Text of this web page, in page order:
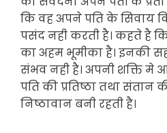
कि वह अपने पति के सिवाय
पसंद नही करती है। कहते है
का अहम भूमीका है। इनकी
संभव नही है। अपनी शक्ति मे
पति की प्रतिष्ठा तथा संतान
निष्ठावान बनी रहती है।